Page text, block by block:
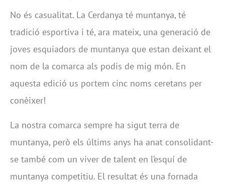
No és casualitat. La Cerdanya té muntanya, té
tradició esportiva i té, ara mateix, una generació de
joves esquiadors de muntanya que estan deixant el
nom de la comarca als podis de mig món. En
aquesta edició us portem cinc noms ceretans per
conèixer!
La nostra comarca sempre ha sigut terra de
muntanya, però els últims anys ha anat consolidant-
se també com un viver de talent en l’esquí de
muntanya competitiu. El resultat és una fornada